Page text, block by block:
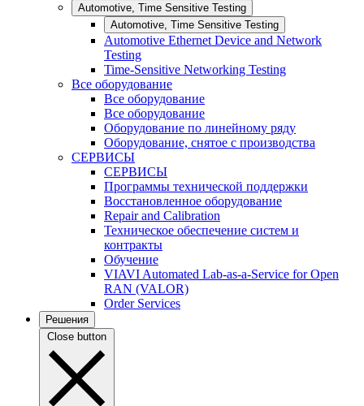
Automotive, Time Sensitive Testing
Automotive, Time Sensitive Testing
Automotive Ethernet Device and Network
Testing
Time-Sensitive Networking Testing
Все оборудование
Все оборудование
Все оборудование
Оборудование по линейному ряду
Оборудование, снятое с производства
СЕРВИСЫ
СЕРВИСЫ
Программы технической поддержки
Восстановленное оборудование
Repair and Calibration
Техническое обеспечение систем и
контракты
Обучение
VIAVI Automated Lab-as-a-Service for Open
RAN (VALOR)
Order Services
Решения
Close button